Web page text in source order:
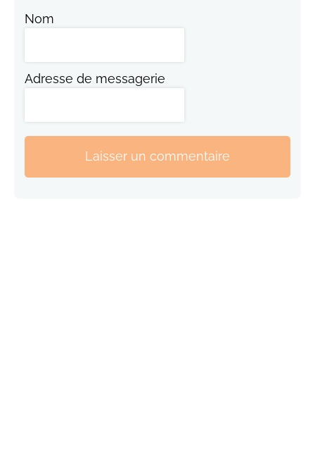
Nom
Adresse de messagerie
Laisser un commentaire